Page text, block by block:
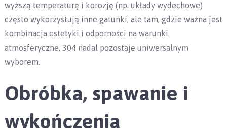
wyższą temperaturę i korozję (np. układy wydechowe)
często wykorzystują inne gatunki, ale tam, gdzie ważna jest
kombinacja estetyki i odporności na warunki
atmosferyczne, 304 nadal pozostaje uniwersalnym
wyborem.
Obróbka, spawanie i
wykończenia